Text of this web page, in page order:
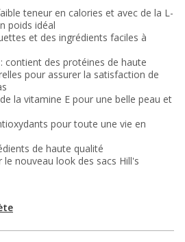
teneur en calories et avec de la L-
poids idéal
et des ingrédients faciles à
contient des protéines de haute
pour assurer la satisfaction de
la vitamine E pour une belle peau et
pour toute une vie en
de haute qualité
le nouveau look des sacs Hill's